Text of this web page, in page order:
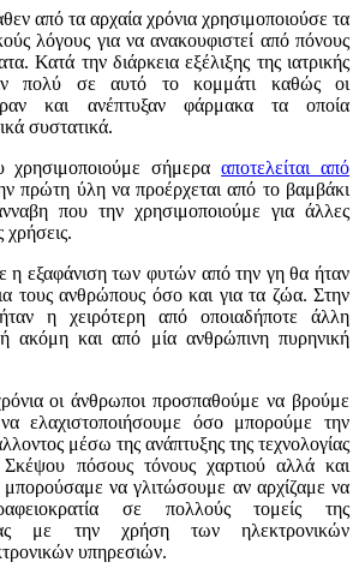
από τα αρχαία χρόνια χρησιμοποιούσε τα
λόγους για να ανακουφιστεί από πόνους
Κατά την διάρκεια εξέλιξης της ιατρικής
πολύ σε αυτό το κομμάτι καθώς οι
και ανέπτυξαν φάρμακα τα οποία
συστατικά.
σήμερααποτελείται από
πρώτη ύλη να προέρχεται από το βαμβάκι
που την χρησιμοποιούμε για άλλες
η εξαφάνιση των φυτών από την γη θα ήταν
τους ανθρώπους όσο και για τα ζώα. Στην
η χειρότερη από οποιαδήποτε άλλη
ακόμη και από μία ανθρώπινη πυρηνική
οι άνθρωποι προσπαθούμε να βρούμε
ελαχιστοποιήσουμε όσο μπορούμε την
μέσω της ανάπτυξης της τεχνολογίας
Σκέψου πόσους τόνους χαρτιού αλλά και
να γλιτώσουμε αν αρχίζαμε να
σε πολλούς τομείς της
με την χρήση των ηλεκτρονικών
υπηρεσιών.